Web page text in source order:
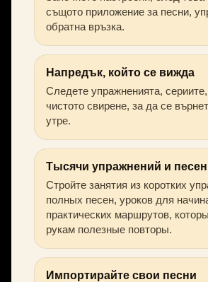
същото приложение за песни,
обратна връзка.
Напредък, който се вижда
Следете упражненията,
чистото свирене, за да се
утре.
Тысячи упражнений и песен
Стройте занятия из коротких
полных песен, уроков для
практических маршрутов,
рукам полезные повторы.
Импортирайте свои песни